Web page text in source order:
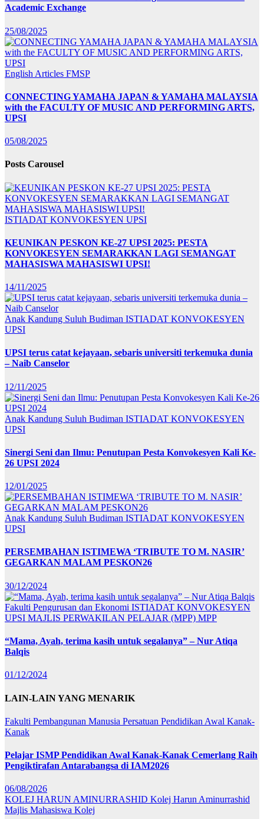
Academic Exchange
25/08/2025
English Articles FMSP
CONNECTING YAMAHA JAPAN & YAMAHA MALAYSIA
with the FACULTY OF MUSIC AND PERFORMING ARTS,
UPSI
05/08/2025
Posts Carousel
ISTIADAT KONVOKESYEN UPSI
KEUNIKAN PESKON KE-27 UPSI 2025: PESTA
KONVOKESYEN SEMARAKKAN LAGI SEMANGAT
MAHASISWA MAHASISWI UPSI!
14/11/2025
Anak Kandung Suluh Budiman ISTIADAT KONVOKESYEN
UPSI
UPSI terus catat kejayaan, sebaris universiti terkemuka dunia
– Naib Canselor
12/11/2025
Anak Kandung Suluh Budiman ISTIADAT KONVOKESYEN
UPSI
Sinergi Seni dan Ilmu: Penutupan Pesta Konvokesyen Kali Ke-
26 UPSI 2024
12/01/2025
Anak Kandung Suluh Budiman ISTIADAT KONVOKESYEN
UPSI
PERSEMBAHAN ISTIMEWA ‘TRIBUTE TO M. NASIR’
GEGARKAN MALAM PESKON26
30/12/2024
Fakulti Pengurusan dan Ekonomi ISTIADAT KONVOKESYEN
UPSI MAJLIS PERWAKILAN PELAJAR (MPP) MPP
“Mama, Ayah, terima kasih untuk segalanya” – Nur Atiqa
Balqis
01/12/2024
LAIN-LAIN YANG MENARIK
Fakulti Pembangunan Manusia Persatuan Pendidikan Awal Kanak-
Kanak
Pelajar ISMP Pendidikan Awal Kanak-Kanak Cemerlang Raih
Pengiktirafan Antarabangsa di IAM2026
06/08/2026
KOLEJ HARUN AMINURRASHID Kolej Harun Aminurrashid
Majlis Mahasiswa Kolej